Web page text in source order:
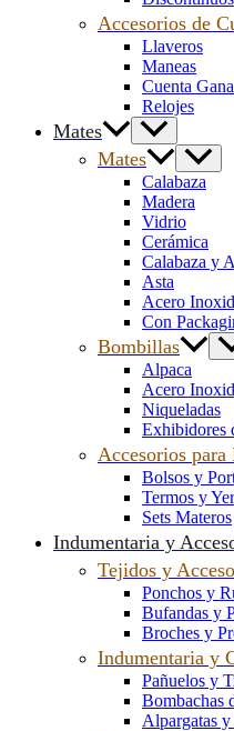
Accesorios de
Llaveros
Maneas
Cuenta
Relojes
Mates
Mates
Calabaza
Madera
Vidrio
Cerámica
Calabaza y
Asta
Acero
Con
Bombillas
Alpaca
Acero
Niqueladas
Exhibidores
Accesorios para
Bolsos y
Termos y
Sets Materos
Indumentaria y
Tejidos y
Ponchos y
Bufandas y
Broches y
Indumentaria y
Pañuelos y
Bombachas
Alpargatas